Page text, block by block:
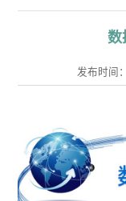
数
发布时间